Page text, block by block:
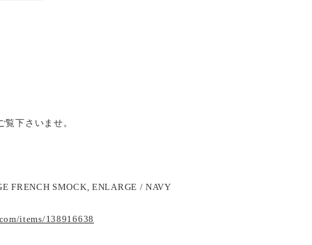
下さいませ。
FRENCH SMOCK, ENLARGE / NAVY
items/138916638